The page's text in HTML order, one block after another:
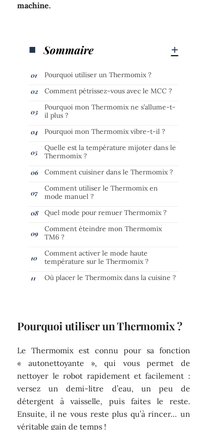
machine.
Sommaire
Pourquoi utiliser un Thermomix ?
Comment pétrissez-vous avec le MCC ?
Pourquoi mon Thermomix ne s’allume-t-
il plus ?
Pourquoi mon Thermomix vibre-t-il ?
Quelle est la température mijoter dans le
Thermomix ?
Comment cuisiner dans le Thermomix ?
Comment utiliser le Thermomix en
mode manuel ?
Quel mode pour remuer Thermomix ?
Comment éteindre mon Thermomix
TM6 ?
Comment activer le mode haute
température sur le Thermomix ?
Où placer le Thermomix dans la cuisine ?
Pourquoi utiliser un Thermomix ?
Le Thermomix est connu pour sa fonction
« autonettoyante », qui vous permet de
nettoyer le robot rapidement et facilement :
versez un demi-litre d’eau, un peu de
détergent à vaisselle, puis faites le reste.
Ensuite, il ne vous reste plus qu’à rincer… un
véritable gain de temps !